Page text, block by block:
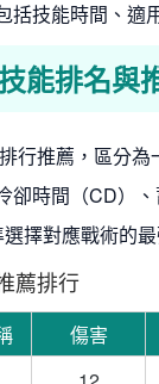
括技能時間、適
能排名與
行推薦，區分為
卻時間（CD）
擇對應戰術的最
薦排行
傷害